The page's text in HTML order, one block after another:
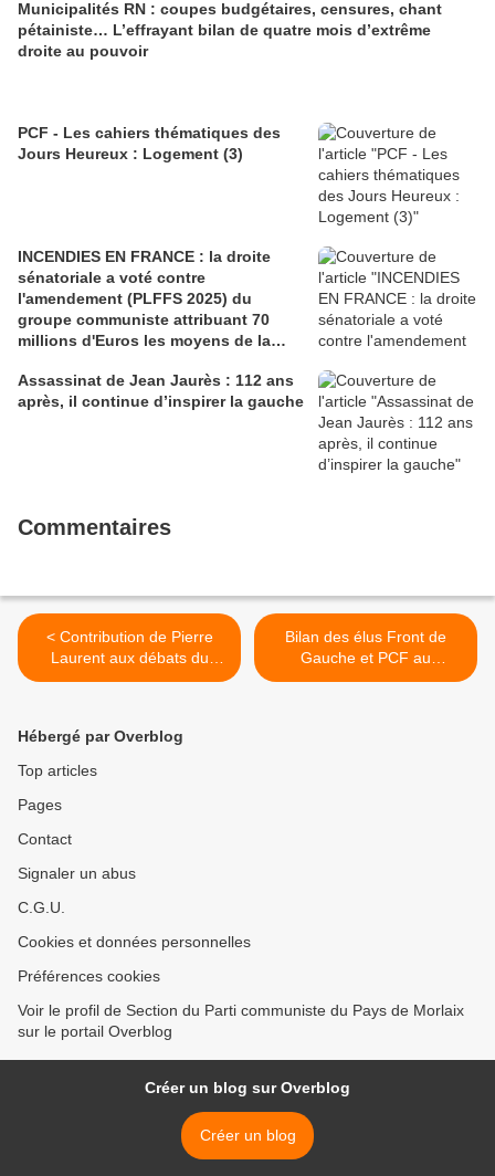
Municipalités RN : coupes budgétaires, censures, chant
pétainiste… L’effrayant bilan de quatre mois d’extrême
droite au pouvoir
PCF - Les cahiers thématiques des
Jours Heureux : Logement (3)
INCENDIES EN FRANCE : la droite
sénatoriale a voté contre
l'amendement (PLFFS 2025) du
groupe communiste attribuant 70
millions d'Euros les moyens de la
Sénateur Communiste)
Assassinat de Jean Jaurès : 112 ans
après, il continue d’inspirer la gauche
Commentaires
< Contribution de Pierre
Laurent aux débats du
Congrès du PCF - 1er mars
Bilan des élus Front de
Gauche et PCF au
Parlement européen -
Hébergé par Overblog
Top articles
Pages
Contact
Signaler un abus
C.G.U.
Cookies et données personnelles
Préférences cookies
Voir le profil de Section du Parti communiste du Pays de Morlaix
sur le portail Overblog
Créer un blog sur Overblog
Créer un blog